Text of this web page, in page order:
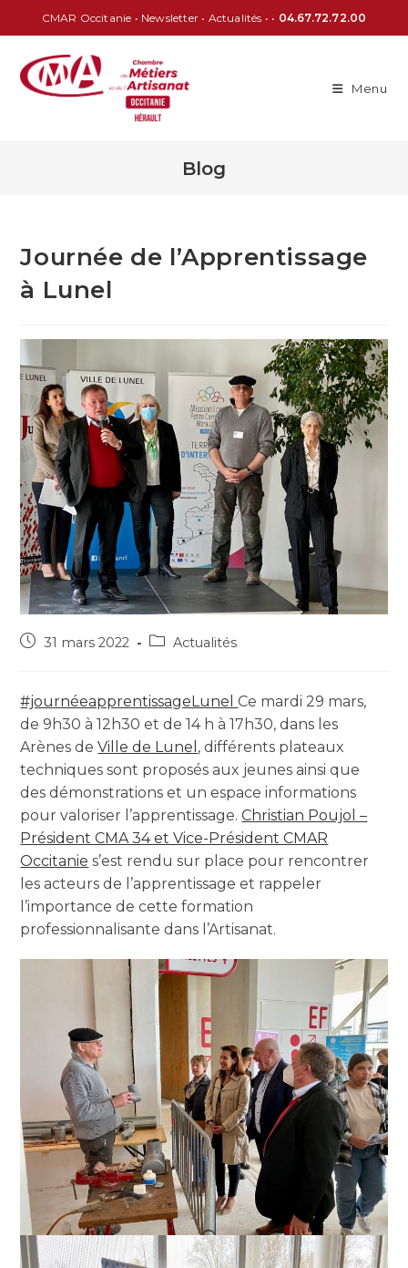
CMAR Occitanie • Newsletter • Actualités • • 04.67.72.72.00
Menu
Blog
Journée de l’Apprentissage
à Lunel
31 mars 2022 Actualités
#journéeapprentissageLunelCe mardi 29 mars,
de 9h30 à 12h30 et de 14 h à 17h30, dans les
Arènes deVille de Lunel , différents plateaux
techniques sont proposés aux jeunes ainsi que
des démonstrations et un espace informations
pour valoriser l’apprentissage.Christian Poujol –
Président CMA 34 et Vice-Président CMAR
Occitanie s’est rendu sur place pour rencontrer
les acteurs de l’apprentissage et rappeler
l’importance de cette formation
professionnalisante dans l’Artisanat.